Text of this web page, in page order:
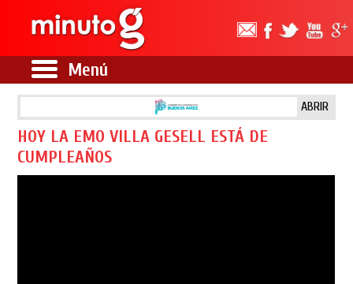
Menú
ABRIR
HOY LA EMO VILLA GESELL ESTÁ DE
CUMPLEAÑOS